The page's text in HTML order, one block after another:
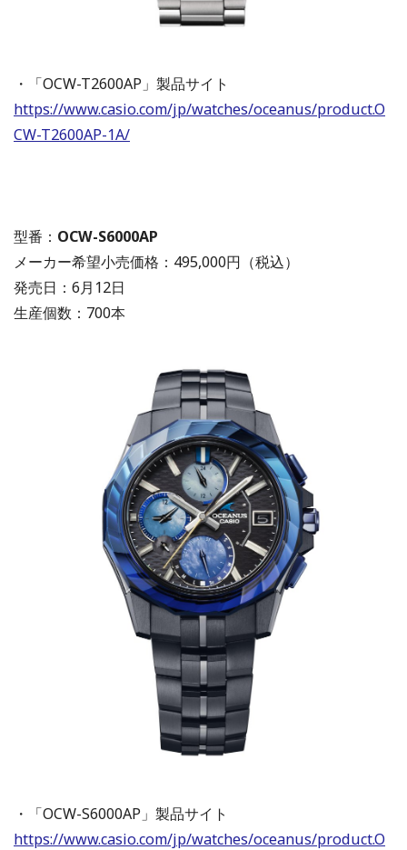
・「OCW-T2600AP」製品サイト
https://www.casio.com/jp/watches/oceanus/product.O
CW-T2600AP-1A/
型番： OCW-S6000AP
メーカー希望小売価格：495,000円（税込）
発売日：6月12日
生産個数：700本
・「OCW-S6000AP」製品サイト
https://www.casio.com/jp/watches/oceanus/product.O